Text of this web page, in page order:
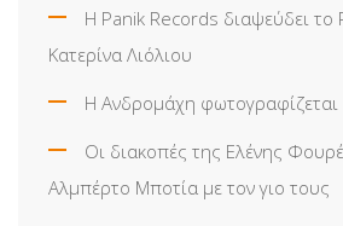
Η Panik Records διαψεύδει το
Κατερίνα Λιόλιου
Η Ανδρομάχη
Οι διακοπές της Ελένης
Αλμπέρτο Μποτία με τον γιο τους